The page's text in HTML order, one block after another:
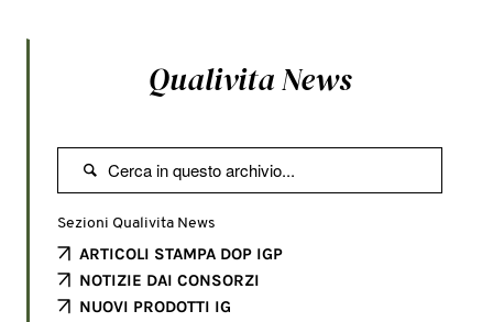
Qualivita News

Sezioni Qualivita News
ARTICOLI STAMPA DOP IGP
NOTIZIE DAI CONSORZI
NUOVI PRODOTTI IG